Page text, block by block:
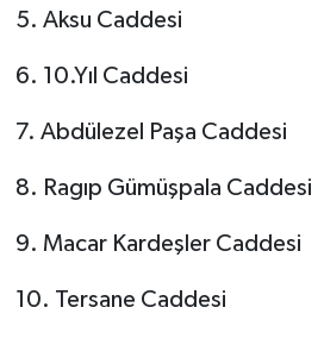
5. Aksu Caddesi
6. 10.Yıl Caddesi
7. Abdülezel Paşa Caddesi
8. Ragıp Gümüşpala Caddesi
9. Macar Kardeşler Caddesi
10. Tersane Caddesi